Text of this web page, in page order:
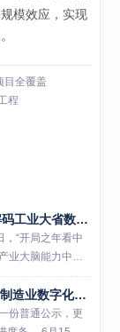
模效应，实现
目全覆盖
程
探访山东产业大脑能力中心 解码工业大省数智转型密码
“开局之年看中
业大脑能力中
有全部41个工业
业化“十大工
59个项目冲进奖补名单，山东制造业数字化转型开始从样板走向铺开
份普通公示，更